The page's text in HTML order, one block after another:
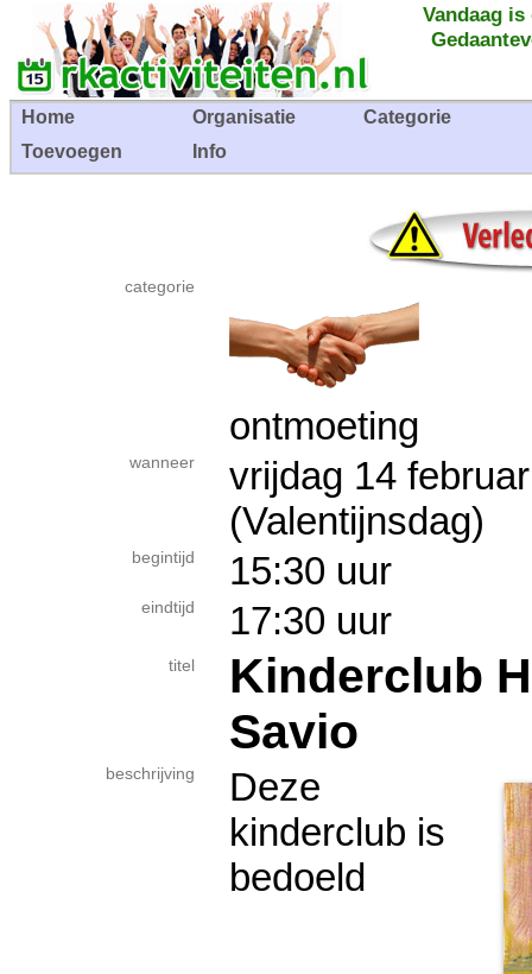
Vandaag
Home Organisatie
Categorie
Toevoegen
Info
categorie
ontmoeting
wanneer
vrijdag 14
(Valentijnsdag)
begintijd 15:30 uur
eindtijd 17:30 uur
titel
Kinderclub
Savio
beschrijving
Deze
kinderclub is
bedoeld